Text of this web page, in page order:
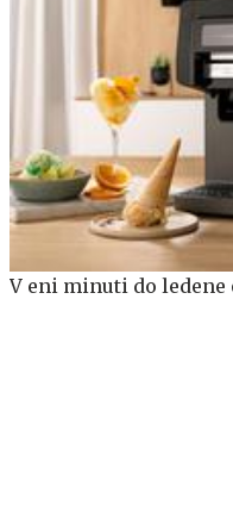
V eni minuti do ledene